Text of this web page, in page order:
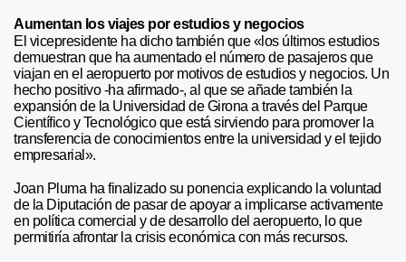
Aumentan los viajes por estudios y negocios
El vicepresidente ha dicho también que «los últimos estudios
demuestran que ha aumentado el número de pasajeros que
viajan en el aeropuerto por motivos de estudios y negocios. Un
hecho positivo -ha afirmado-, al que se añade también la
expansión de la Universidad de Girona a través del Parque
Científico y Tecnológico que está sirviendo para promover la
transferencia de conocimientos entre la universidad y el tejido
empresarial».
Joan Pluma ha finalizado su ponencia explicando la voluntad
de la Diputación de pasar de apoyar a implicarse activamente
en política comercial y de desarrollo del aeropuerto, lo que
permitiría afrontar la crisis económica con más recursos.